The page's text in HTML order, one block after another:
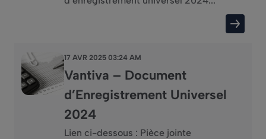
17 AVR 2025 03:24 AM
Vantiva – Document
d’Enregistrement Universel
2024
Lien ci-dessous : Pièce jointe